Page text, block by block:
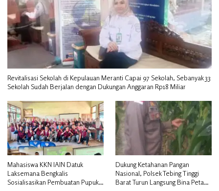
Revitalisasi Sekolah di Kepulauan Meranti Capai 97 Sekolah, Sebanyak 33
Sekolah Sudah Berjalan dengan Dukungan Anggaran Rp18 Miliar
Mahasiswa KKN IAIN Datuk
Laksemana Bengkalis
Sosialisasikan Pembuatan Pupuk
Dukung Ketahanan Pangan
Nasional, Polsek Tebing Tinggi
Barat Turun Langsung Bina Petani